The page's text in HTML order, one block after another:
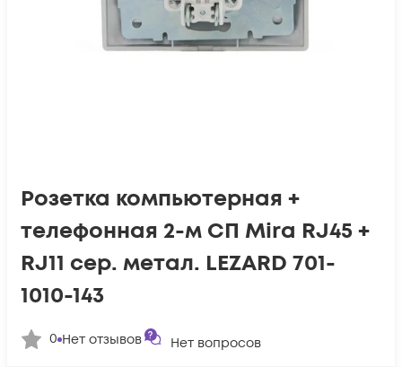
Розетка компьютерная +
телефонная 2-м СП Mira RJ45 +
RJ11 сер. метал. LEZARD 701-
1010-143
0 Нет отзывов Нет вопросов